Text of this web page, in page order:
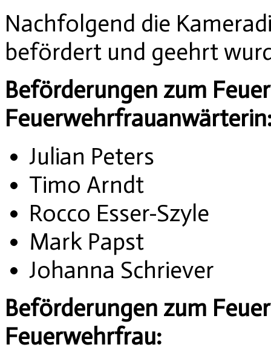
Nachfolgend die
befördert und geehrt
Beförderungen zum
Julian Peters
Timo Arndt
Rocco Esser-Szyle
Mark Papst
Johanna Schriever
Beförderungen zum
Feuerwehrfrau: